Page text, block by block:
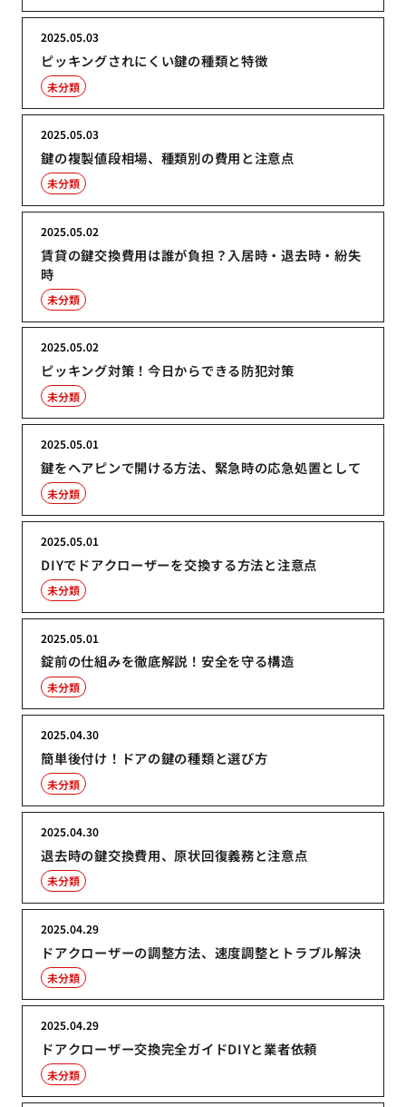
ピッキングされにくい鍵の種類と特徴
2025.05.03
未分類
鍵の複製値段相場、種類別の費用と注意点
2025.05.03
未分類
賃貸の鍵交換費用は誰が負担？入居時・退去時・紛失
時
2025.05.02
未分類
ピッキング対策！今日からできる防犯対策
2025.05.02
未分類
鍵をヘアピンで開ける方法、緊急時の応急処置として
2025.05.01
未分類
DIYでドアクローザーを交換する方法と注意点
2025.05.01
未分類
錠前の仕組みを徹底解説！安全を守る構造
2025.05.01
未分類
簡単後付け！ドアの鍵の種類と選び方
2025.04.30
未分類
退去時の鍵交換費用、原状回復義務と注意点
2025.04.30
未分類
ドアクローザーの調整方法、速度調整とトラブル解決
2025.04.29
未分類
ドアクローザー交換完全ガイドDIYと業者依頼
2025.04.29
未分類